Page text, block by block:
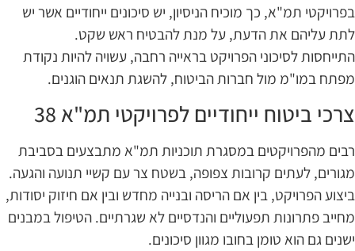
תמ"א, כך מוכיח הניסיון, יש סיכונים ייחודיים אשר יש
עליהם את הדעת, על מנת להבטיח ראש שקט.
לסיכוני הפרויקט בראייה רחבה, עשויה להיות נקודת
במו"מ מול חברות הביטוח, להשגת תנאים הוגנים.
ביטוח ייחודיים לפרויקטי תמ"א 38
מהפרויקטים במסגרת תוכניות תמ"א מתבצעים בסביבת
לעתים קרובות צפופה, בשטח צר עם קשיי תנועה והגעה.
הפרויקט, בין אם הריסה ובנייה מחדש ובין אם חיזוק יסודות,
פתרונות תפעוליים והנדסיים לא שגרתיים. הטיפול במבנים
גם הוא טומן בחובו מגוון סיכונים.